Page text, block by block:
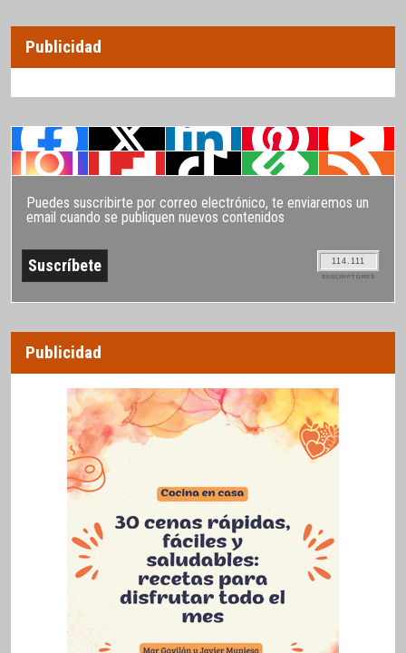
Publicidad
Puedes suscribirte por correo electrónico, te enviaremos un
email cuando se publiquen nuevos contenidos
114.111
SUSCRIPTORES
Publicidad